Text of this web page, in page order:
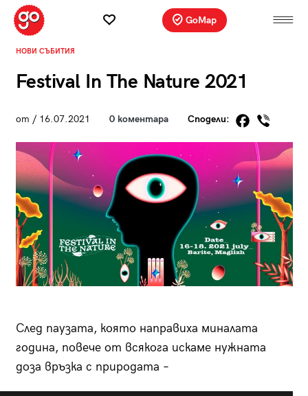
GoMap
НОВИ СЪБИТИЯ
Festival In The Nature 2021
от / 16.07.2021 0 коментара Сподели:
След паузата, която направиха миналата
година, повече от всякога искаме нужната
доза връзка с природата –